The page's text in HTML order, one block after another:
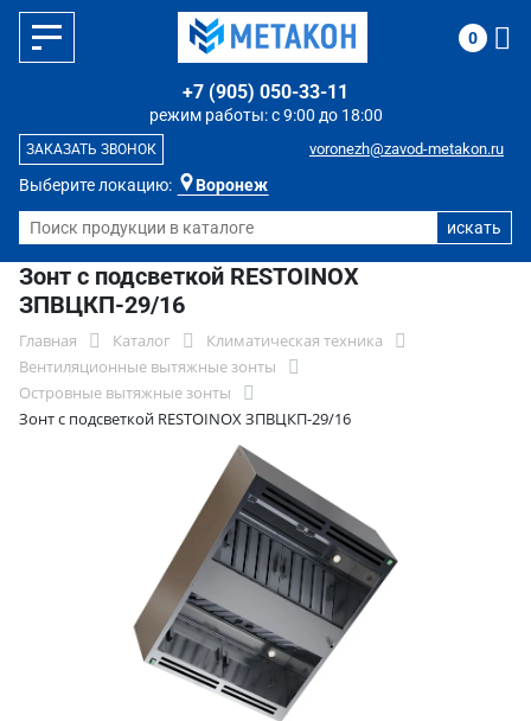
Выберите локацию: Воронеж
режим работы: с 9:00 до 18:00
+7 (905) 050-33-11
voronezh@zavod-metakon.ru
ЗАКАЗАТЬ ЗВОНОК
0
Зонт с подсветкой RESTOINOX
ЗПВЦКП-29/16
Главная Каталог
Климатическая техника
Вентиляционные вытяжные зонты
Островные вытяжные зонты
Зонт с подсветкой RESTOINOX ЗПВЦКП-29/16